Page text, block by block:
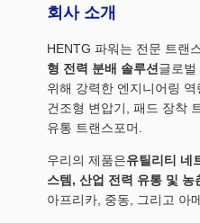
회사 소개
HENTG 파워는 전문 트랜
형 전력 분배 솔루션 글로벌
위해 강력한 엔지니어링
건조형 변압기, 패드 장착
유통 트랜스포머.
우리의 제품은유틸리티 네
스템, 산업 전력 유통 및 농
아프리카, 중동, 그리고 아